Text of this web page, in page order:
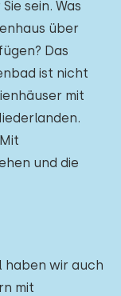
sein. Was
über
Das
ist nicht
mit
und die
haben wir auch
mit